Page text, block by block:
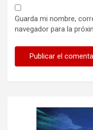
Guarda mi nombre,
navegador para la